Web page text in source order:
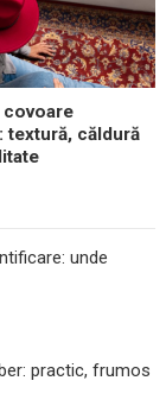
covoare
textură, căldură
unde
practic, frumos